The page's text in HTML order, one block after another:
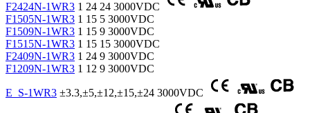
F2424N-1WR3 1 24 24 3000VDC
F1505N-1WR3 1 15 5 3000VDC
F1509N-1WR3 1 15 9 3000VDC
F1515N-1WR3 1 15 15 3000VDC
F2409N-1WR3 1 24 9 3000VDC
F1209N-1WR3 1 12 9 3000VDC
E_S-1WR3 ±3.3,±5,±12,±15,±24 3000VDC